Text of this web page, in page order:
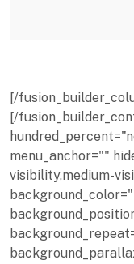
[/
[/
menu_anchor=""
visibility,medium-